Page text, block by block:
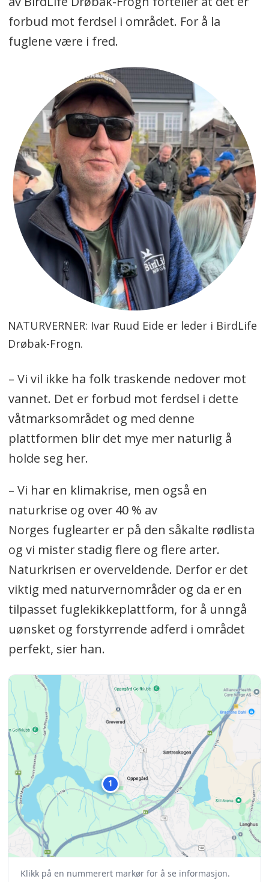
forbud mot ferdsel i området. For å la
fuglene være i fred.
NATURVERNER: Ivar Ruud Eide er leder i BirdLife
Drøbak-Frogn.
– Vi vil ikke ha folk traskende nedover mot
vannet. Det er forbud mot ferdsel i dette
våtmarksområdet og med denne
plattformen blir det mye mer naturlig å
holde seg her.
– Vi har en klimakrise, men også en
naturkrise og over 40 % av
Norges fuglearter er på den såkalte rødlista
og vi mister stadig flere og flere arter.
Naturkrisen er overveldende. Derfor er det
viktig med naturvernområder og da er en
tilpasset fuglekikkeplattform, for å unngå
uønsket og forstyrrende adferd i området
perfekt, sier han.